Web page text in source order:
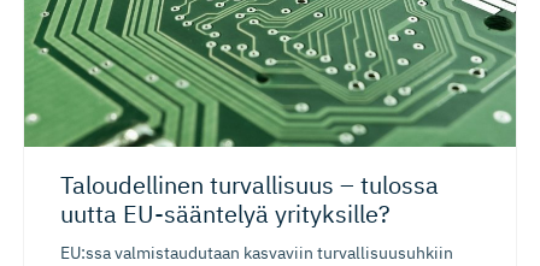
Taloudellinen turvallisuus – tulossa
uutta EU-sääntelyä yrityksille?
EU:ssa valmistaudutaan kasvaviin turvallisuusuhkiin